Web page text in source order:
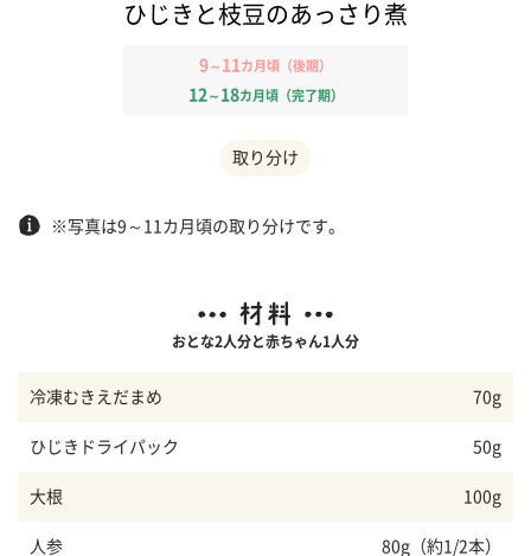
ひじきと枝豆のあっさり煮
9～ 11 カ月頃（後期）
12 ～ 18カ月頃（完了期）
取り分け
※写真は9～11カ月頃の取り分けです。
おとな2人分と赤ちゃん1人分
冷凍むきえだまめ 70g
ひじきドライパック 50g
大根 100g
人参 80g（約1/2本）